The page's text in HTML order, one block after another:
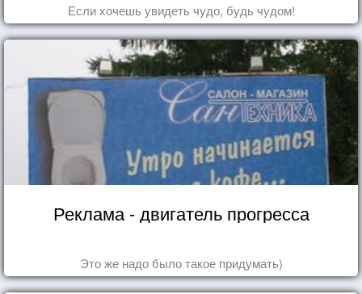
Если хочешь увидеть чудо, будь чудом!
Реклама - двигатель прогресса
Это же надо было такое придумать)